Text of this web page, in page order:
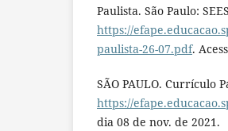
Paulista. São Paulo:
https://
paulista-26-07.pdf.
SÃO PAULO. Currículo
https://
dia 08 de nov. de 2021.